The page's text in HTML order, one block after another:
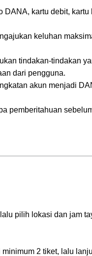
kartu debit,
keluhan
tindakan-tindakan
dari pengguna.
akun menjadi
pemberitahuan
lalu pilih lokasi dan jam
2 tiket, lalu